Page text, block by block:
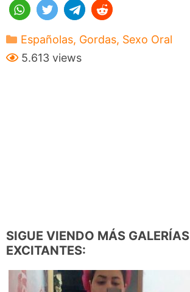
Categorías
Españolas, Gordas, Sexo Oral
5.613 views
SIGUE VIENDO MÁS GALERÍAS
EXCITANTES: